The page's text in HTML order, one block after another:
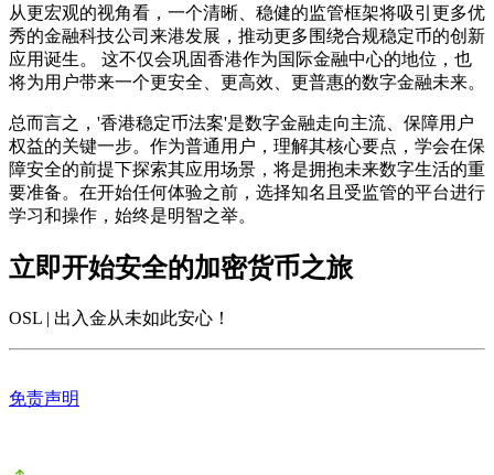
从更宏观的视角看，一个清晰、稳健的监管框架将吸引更多优
秀的金融科技公司来港发展，推动更多围绕合规稳定币的创新
应用诞生。 这不仅会巩固香港作为国际金融中心的地位，也
将为用户带来一个更安全、更高效、更普惠的数字金融未来。
总而言之，'香港稳定币法案'是数字金融走向主流、保障用户
权益的关键一步。作为普通用户，理解其核心要点，学会在保
障安全的前提下探索其应用场景，将是拥抱未来数字生活的重
要准备。在开始任何体验之前，选择知名且受监管的平台进行
学习和操作，始终是明智之举。
立即开始安全的加密货币之旅
OSL | 出入金从未如此安心 ！
免责声明